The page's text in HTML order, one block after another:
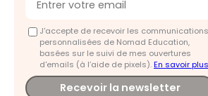
J'accepte de recevoir les communications
personnalisées de Nomad Education,
basées sur le suivi de mes ouvertures
d'emails (à l’aide de pixels).En savoir plus
Recevoir la newsletter